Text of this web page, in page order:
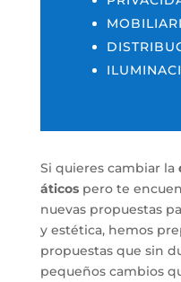
Si quieres cambiar la
áticospero te
nuevas propuestas
y estética, hemos
propuestas que sin
pequeños cambios